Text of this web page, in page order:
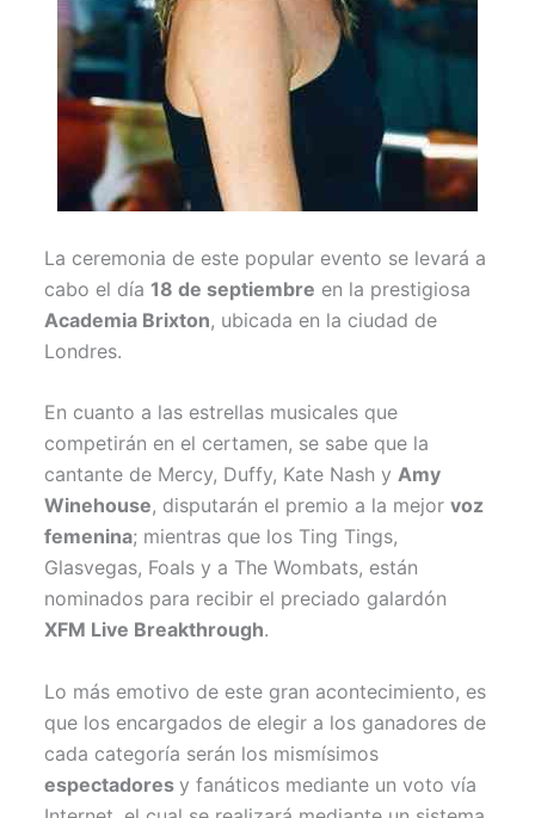
La ceremonia de este popular evento se levará a
cabo el día18 de septiembre en la prestigiosa
Academia Brixton, ubicada en la ciudad de
Londres.
En cuanto a las estrellas musicales que
competirán en el certamen, se sabe que la
cantante de Mercy, Duffy, Kate Nash yAmy
Winehouse, disputarán el premio a la mejorvoz
femenina; mientras que los Ting Tings,
Glasvegas, Foals y a The Wombats, están
nominados para recibir el preciado galardón
XFM Live Breakthrough.
Lo más emotivo de este gran acontecimiento, es
que los encargados de elegir a los ganadores de
cada categoría serán los mismísimos
espectadoresy fanáticos mediante un voto vía